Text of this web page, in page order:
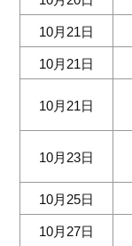
10月21日
10月21日
10月21日
10月23日
10月25日
10月27日